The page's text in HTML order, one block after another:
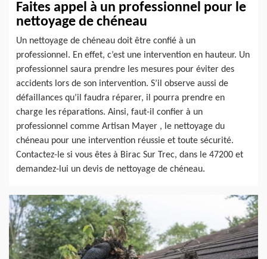
Faites appel à un professionnel pour le
nettoyage de chéneau
Un nettoyage de chéneau doit être confié à un
professionnel. En effet, c’est une intervention en hauteur. Un
professionnel saura prendre les mesures pour éviter des
accidents lors de son intervention. S’il observe aussi de
défaillances qu’il faudra réparer, il pourra prendre en
charge les réparations. Ainsi, faut-il confier à un
professionnel comme Artisan Mayer , le nettoyage du
chéneau pour une intervention réussie et toute sécurité.
Contactez-le si vous êtes à Birac Sur Trec, dans le 47200 et
demandez-lui un devis de nettoyage de chéneau.